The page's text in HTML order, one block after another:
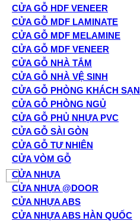
CỬA GỖ HDF VENEER
CỬA GỖ MDF LAMINATE
CỬA GỖ MDF MELAMINE
CỬA GỖ MDF VENEER
CỬA GỖ NHÀ TẮM
CỬA GỖ NHÀ VỆ SINH
CỬA GỖ PHÒNG KHÁCH SẠN
CỬA GỖ PHÒNG NGỦ
CỬA GỖ PHỦ NHỰA PVC
CỬA GỖ SÀI GÒN
CỬA GỖ TỰ NHIÊN
CỬA VÒM GỖ
CỬA NHỰA
CỬA NHỰA @DOOR
CỬA NHỰA ABS
CỬA NHỰA ABS HÀN QUỐC